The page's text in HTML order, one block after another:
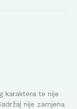
karaktera te nije
nije zamjena